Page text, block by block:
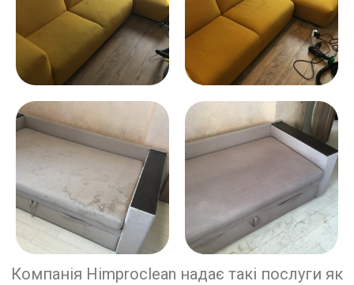
Компанія Himproclean надає такі послуги як